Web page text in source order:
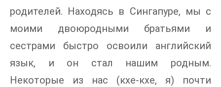
родителей. Находясь в Сингапуре, мы с
моими двоюродными братьями и
сестрами быстро освоили английский
язык, и он стал нашим родным.
Некоторые из нас (кхе-кхе, я) почти